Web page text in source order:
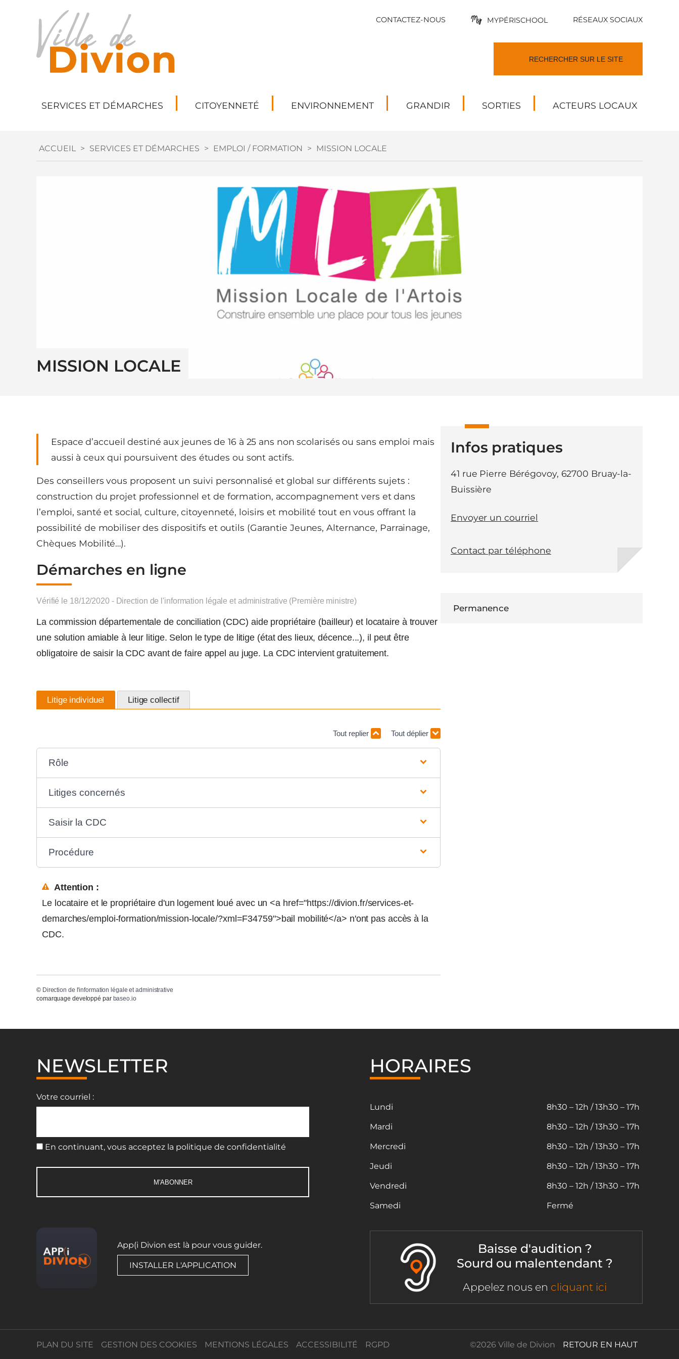
CONTACTEZ-NOUS MYPÉRISCHOOL RÉSEAUX SOCIAUX
SERVICES ET DÉMARCHES CITOYENNETÉ ENVIRONNEMENT GRANDIR SORTIES ACTEURS LOCAUX
ACCUEIL > SERVICES ET DÉMARCHES > EMPLOI / FORMATION > MISSION LOCALE
MISSION LOCALE
Espace d’accueil destiné aux jeunes de 16 à 25 ans non scolarisés ou sans emploi mais
aussi à ceux qui poursuivent des études ou sont actifs.
Des conseillers vous proposent un suivi personnalisé et global sur différents sujets :
construction du projet professionnel et de formation, accompagnement vers et dans
l’emploi, santé et social, culture, citoyenneté, loisirs et mobilité tout en vous offrant la
possibilité de mobiliser des dispositifs et outils (Garantie Jeunes, Alternance, Parrainage,
Chèques Mobilité…).
Démarches en ligne
Vérifié le 18/12/2020 - Direction de l'information légale et administrative (Première ministre)
La commission départementale de conciliation (CDC) aide propriétaire (bailleur) et locataire à trouver
une solution amiable à leur litige. Selon le type de litige (état des lieux, décence...), il peut être
obligatoire de saisir la CDC avant de faire appel au juge. La CDC intervient gratuitement.
Litige individuel Litige collectif
Tout replier Tout déplier
Rôle
Litiges concernés
Saisir la CDC
Procédure
Attention :
Le locataire et le propriétaire d'un logement loué avec un <a href="https://divion.fr/services-et-
demarches/emploi-formation/mission-locale/?xml=F34759">bail mobilité</a> n'ont pas accès à la
CDC.
© Direction de l'information légale et administrative
comarquage developpé par baseo.io
Infos pratiques
41 rue Pierre Bérégovoy, 62700 Bruay-la-
Buissière
Envoyer un courriel
Contact par téléphone
Permanence
NEWSLETTER
Votre courriel :
En continuant, vous acceptez la politique de confidentialité
App(i Divion est là pour vous guider.
INSTALLER L'APPLICATION
HORAIRES
Lundi
Mardi
Mercredi
Jeudi
Vendredi
Samedi
8h30 – 12h / 13h30 – 17h
8h30 – 12h / 13h30 – 17h
8h30 – 12h / 13h30 – 17h
8h30 – 12h / 13h30 – 17h
8h30 – 12h / 13h30 – 17h
Fermé
Baisse d'audition ?
Sourd ou malentendant ?
Appelez nous en cliquant ici
PLAN DU SITE GESTION DES COOKIES MENTIONS LÉGALES ACCESSIBILITÉ RGPD ©2026 Ville de Divion RETOUR EN HAUT